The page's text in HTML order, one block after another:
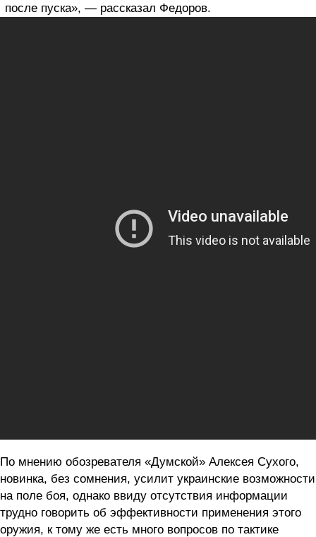
после пуска», — рассказал Федоров.
По мнению обозревателя «Думской» Алексея Сухого,
новинка, без сомнения, усилит украинские возможности
на поле боя, однако ввиду отсутствия информации
трудно говорить об эффективности применения этого
оружия, к тому же есть много вопросов по тактике